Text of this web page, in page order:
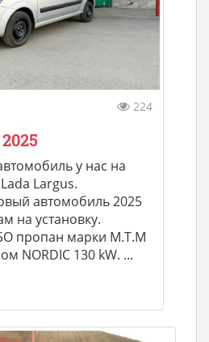
224
у нас на
Largus.
автомобиль 2025
на установку.
пропан марки М.Т.М
NORDIC 130 kW. ...